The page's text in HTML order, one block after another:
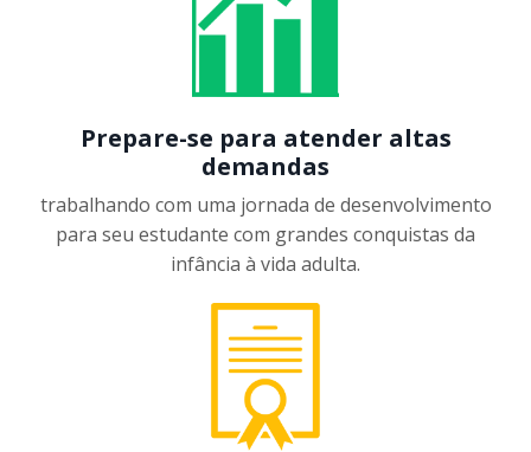
Prepare-se para atender altas
demandas
trabalhando com uma jornada de desenvolvimento
para seu estudante com grandes conquistas da
infância à vida adulta.